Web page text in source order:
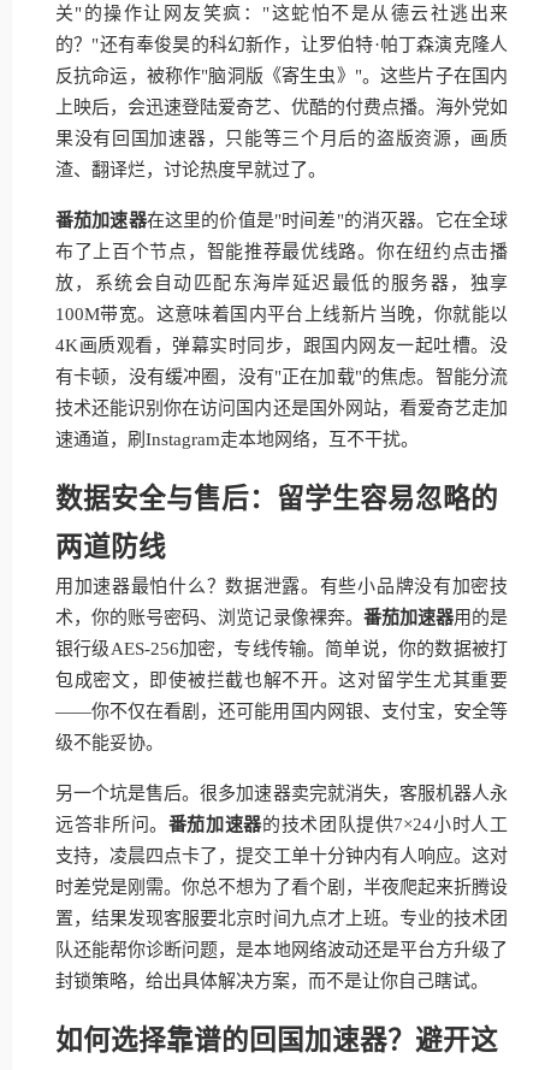
关"的操作让网友笑疯："这蛇怕不是从德云社逃出来
的？"还有奉俊昊的科幻新作，让罗伯特·帕丁森演克隆人
反抗命运，被称作"脑洞版《寄生虫》"。这些片子在国内
上映后，会迅速登陆爱奇艺、优酷的付费点播。海外党如
果没有回国加速器，只能等三个月后的盗版资源，画质
渣、翻译烂，讨论热度早就过了。
番茄加速器在这里的价值是"时间差"的消灭器。它在全球
布了上百个节点，智能推荐最优线路。你在纽约点击播
放，系统会自动匹配东海岸延迟最低的服务器，独享
100M带宽。这意味着国内平台上线新片当晚，你就能以
4K画质观看，弹幕实时同步，跟国内网友一起吐槽。没
有卡顿，没有缓冲圈，没有"正在加载"的焦虑。智能分流
技术还能识别你在访问国内还是国外网站，看爱奇艺走加
速通道，刷Instagram走本地网络，互不干扰。
数据安全与售后：留学生容易忽略的
两道防线
用加速器最怕什么？数据泄露。有些小品牌没有加密技
术，你的账号密码、浏览记录像裸奔。 番茄加速器用的是
银行级AES-256加密，专线传输。简单说，你的数据被打
包成密文，即使被拦截也解不开。这对留学生尤其重要
——你不仅在看剧，还可能用国内网银、支付宝，安全等
级不能妥协。
另一个坑是售后。很多加速器卖完就消失，客服机器人永
远答非所问。 番茄加速器的技术团队提供7×24小时人工
支持，凌晨四点卡了，提交工单十分钟内有人响应。这对
时差党是刚需。你总不想为了看个剧，半夜爬起来折腾设
置，结果发现客服要北京时间九点才上班。专业的技术团
队还能帮你诊断问题，是本地网络波动还是平台方升级了
封锁策略，给出具体解决方案，而不是让你自己瞎试。
如何选择靠谱的回国加速器？避开这